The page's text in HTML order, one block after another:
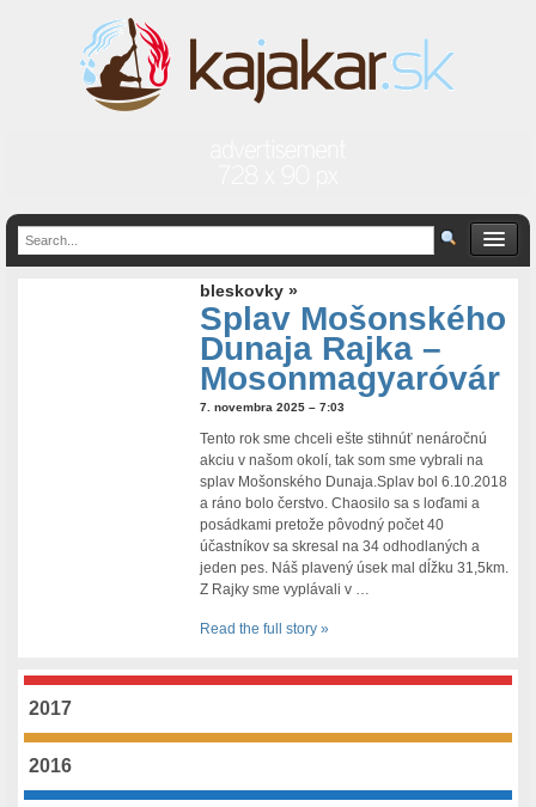
bleskovky »
Splav Mošonského
Dunaja Rajka –
Mosonmagyaróvár
7. novembra 2025 – 7:03
Tento rok sme chceli ešte stihnúť nenáročnú
akciu v našom okolí, tak som sme vybrali na
splav Mošonského Dunaja.Splav bol 6.10.2018
a ráno bolo čerstvo. Chaosilo sa s loďami a
posádkami pretože pôvodný počet 40
účastníkov sa skresal na 34 odhodlaných a
jeden pes. Náš plavený úsek mal dĺžku 31,5km.
Z Rajky sme vyplávali v …
Read the full story »
2017
2016